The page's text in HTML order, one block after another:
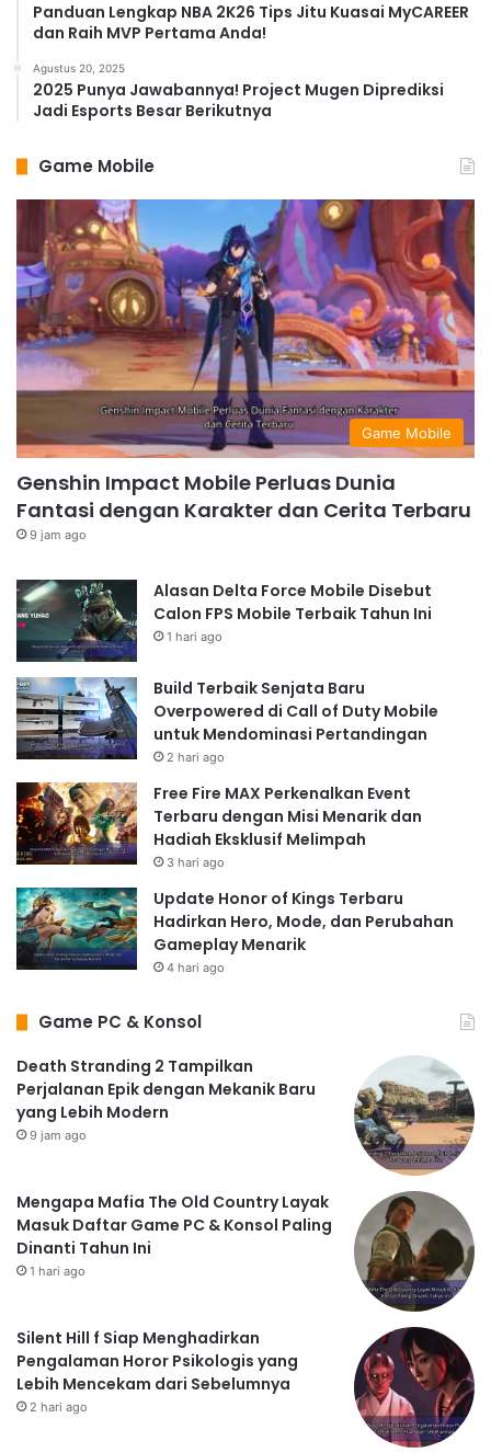
Panduan Lengkap NBA 2K26 Tips Jitu Kuasai MyCAREER
dan Raih MVP Pertama Anda!
Agustus 20, 2025
2025 Punya Jawabannya! Project Mugen Diprediksi
Jadi Esports Besar Berikutnya
Game Mobile
Game Mobile
Genshin Impact Mobile Perluas Dunia
Fantasi dengan Karakter dan Cerita Terbaru
9 jam ago
Alasan Delta Force Mobile Disebut
Calon FPS Mobile Terbaik Tahun Ini
1 hari ago
Build Terbaik Senjata Baru
Overpowered di Call of Duty Mobile
untuk Mendominasi Pertandingan
2 hari ago
Free Fire MAX Perkenalkan Event
Terbaru dengan Misi Menarik dan
Hadiah Eksklusif Melimpah
3 hari ago
Update Honor of Kings Terbaru
Hadirkan Hero, Mode, dan Perubahan
Gameplay Menarik
4 hari ago
Game PC & Konsol
Death Stranding 2 Tampilkan
Perjalanan Epik dengan Mekanik Baru
yang Lebih Modern
9 jam ago
Mengapa Mafia The Old Country Layak
Masuk Daftar Game PC & Konsol Paling
Dinanti Tahun Ini
1 hari ago
Silent Hill f Siap Menghadirkan
Pengalaman Horor Psikologis yang
Lebih Mencekam dari Sebelumnya
2 hari ago